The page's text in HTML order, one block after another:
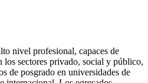
nivel profesional, capaces de
los sectores privado, social y público,
de posgrado en universidades de